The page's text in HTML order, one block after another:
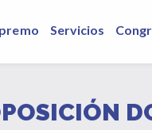
Servicios